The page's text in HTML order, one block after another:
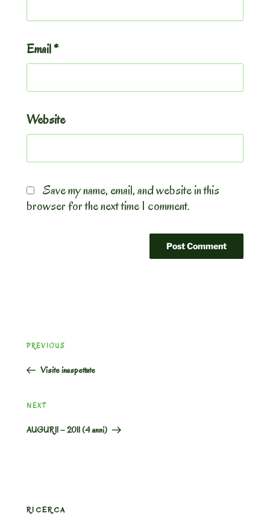
Email*
Website
Save my name, email, and website in this
browser for the next time I comment.
navigation
Previous
PREVIOUS
Visite inaspettate
Next
NEXT
AUGURI! – 2011 (4 anni)
RICERCA